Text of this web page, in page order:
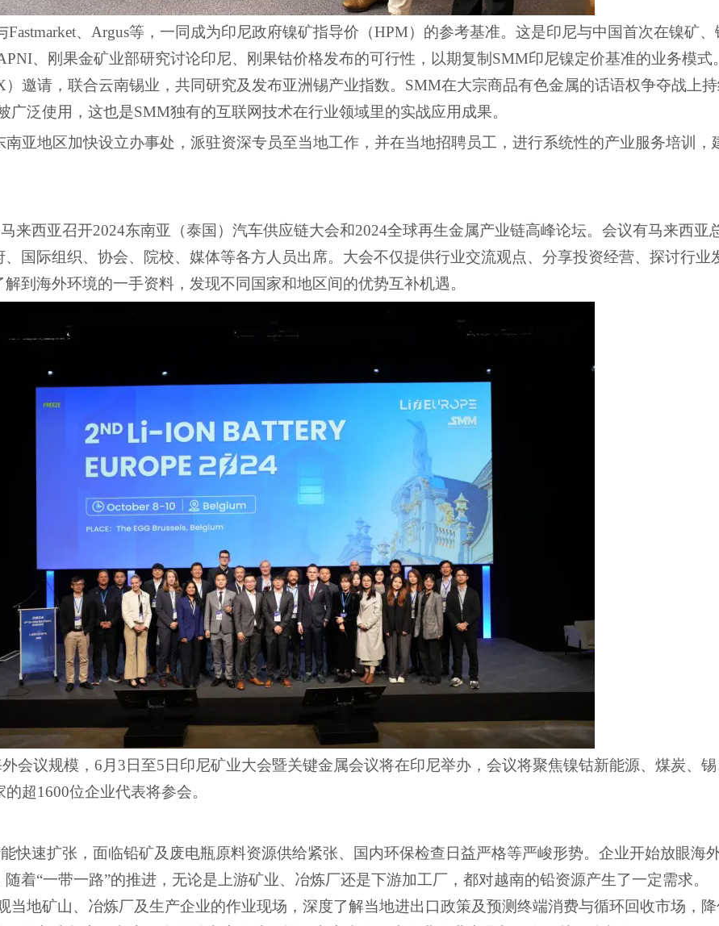
、Argus等，一同成为印尼政府镍矿指导价（HPM）的参考基准。这是印尼与中国首次在镍矿、
、 刚果金矿业部研究讨论印尼、刚果钴价格发布的可行性，以期复制 SMM印尼镍定价基准的业务模式
邀请，联合云南锡业，共同研究及发布亚洲锡产业指数。 SMM在大宗商品有色金属的话语权争夺战上
广泛使用，这也是SMM独有的互联网技术在行业领域里的实战应用成果。
南亚地区加快设立办事处，派驻资深专员至当地工作，并在当地招聘员工，进行系统性的产业服务培训，
来西亚召开2024东南亚（泰国）汽车供应链大会和2024全球再生金属产业链高峰论坛。会议有马来西亚
国际组织、协会、院校、媒体等各方人员出席。大会不仅提供行业交流观点、分享投资经营、探讨行业
到海外环境的一手资料，发现不同国家和地区间的优势互补机遇。
会议规模，6月3日至5日印尼矿业大会暨关键金属会议将在印尼举办，会议将聚焦镍钴新能源、煤炭、
的超1600位企业代表将参会。
快速扩张，面临铅矿及废电瓶原料资源供给紧张、国内环保检查日益严格等严峻形势。企业开始放眼海
随着“一带一路”的推进，无论是上游矿业、冶炼厂还是下游加工厂，都对越南的铅资源产生了一定需求。
当地矿山、冶炼厂及生产企业的作业现场 ，深度了解当地进出口政策及预测终端消费与循环回收市场 ，